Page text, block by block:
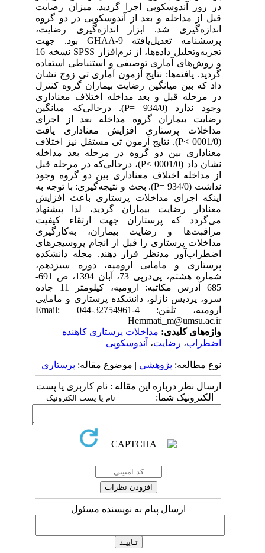
در روز آندوسکوپی اجرا گردید. میزان رضایت
قبل از مداخله و بعد از آندوسکوپی در دو گروه
اندازه‌گیری شد. ابزار اندازه‌گیری رضایت،
پرسشنامه تعدیل‌یافته GHAA-9 بود. جهت
تجزیه‌و‌تحلیل داده‌ها، از نرم‌افزار SPSS نسخه 16
و روش‌های آماری توصیفی و استنباطی استفاده
گردید. یافته‌ها: نتایج آزمون آماری تی زوج نشان
داد که بین میانگین رضایت بیماران گروه کنترل
در مرحله قبل و بعد مداخله اختلاف معناداری
وجود ندارد (934/0 =P). درحالی‌که میانگین
رضایت بیماران گروه مداخله بعد از اجرای
مداخلات پرستاری افزایش معناداری یافت
(0001/0 >P). نتایج آزمون تی مستقل نیز اختلاف
معناداری بین دو گروه در مرحله بعد مداخله
نشان داد (0001/0 >P)، درحالی‌که در مرحله قبل
از مداخله اختلاف معناداری بین دو گروه وجود
نداشت (934/0 =P). بحث و نتیجه‌گیری: با توجه به
اینکه اجرای مداخلات پرستاری باعث افزایش
معنادار رضایت بیماران گردید، لذا پیشنهاد
می‌گردد که پرستاران جهت ارتقاء کیفیت
مراقبت‌ها و رضایت بیماران، به‌کارگیری
مداخلات پرستاری را قبل از انجام پروسیجرهای
اضطراب‌آور مدنظر قرار دهند. مجله دانشکده
پرستاری و مامایی ارومیه، دوره سیزدهم،
شماره هشتم، پی‌درپی 73، آبان 1394، ص 691-
685 آدرس مکاتبه: ارومیه، کیلومتر 11 جاده
سرو، پردیس نازلو، دانشکده پرستاری و مامایی
ارومیه، تلفن: 4-32754961-044 Email:
Hemmati_m@umsu.ac.ir
واژه‌های کلیدی:مداخلات پرستاری کاهنده
اضطراب،رضایت،آندوسکوپی
نوع مطالعه:پژوهشي| موضوع مقاله:پرستاری
ارسال نظر درباره این مقاله : نام کاربری یا پست
الکترونیک شما:
ارسال پیام به نویسنده مسئول